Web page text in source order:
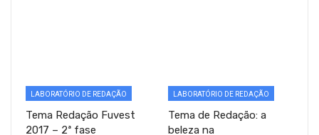
LABORATÓRIO DE REDAÇÃO
Tema Redação Fuvest
2017 – 2ª fase
LABORATÓRIO DE REDAÇÃO
Tema de Redação: a
beleza na